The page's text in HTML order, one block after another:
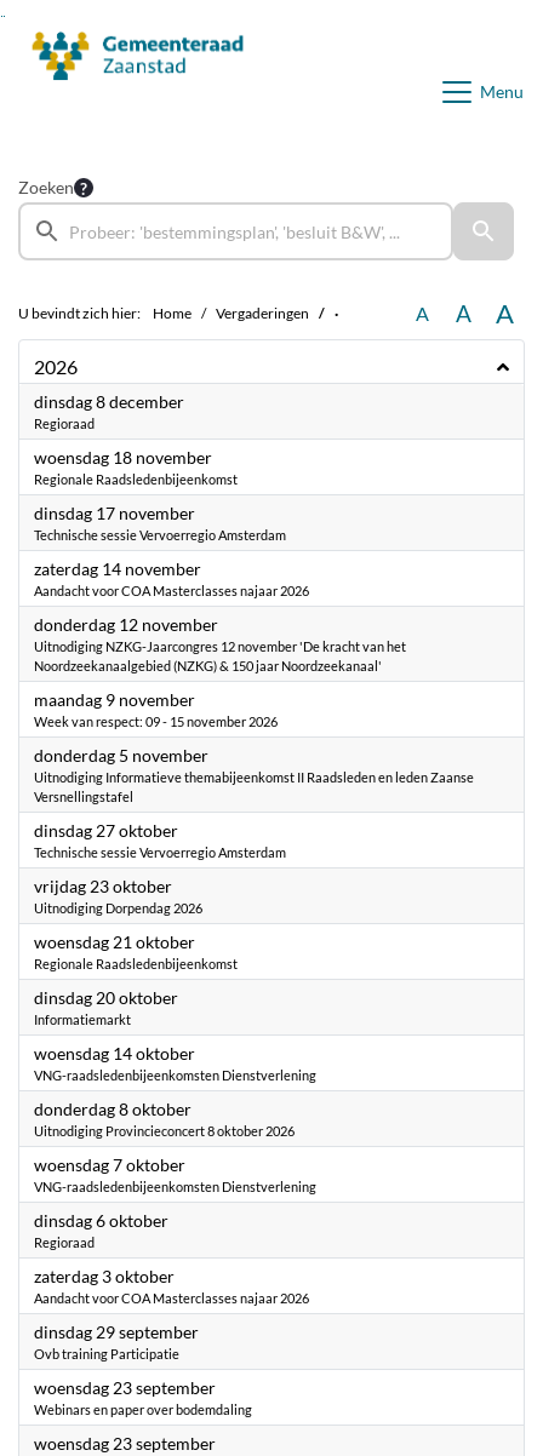
Menu
Zoeken
U bevindt zich hier: Home Vergaderingen · A A A
2026
dinsdag 8 december2026
Regioraad
woensdag 18 november2026
Regionale Raadsledenbijeenkomst
dinsdag 17 november2026
Technische sessie Vervoerregio Amsterdam
zaterdag 14 november2026
Aandacht voor COA Masterclasses najaar 2026
donderdag 12 november2026
Uitnodiging NZKG-Jaarcongres 12 november 'De kracht van het
Noordzeekanaalgebied (NZKG) & 150 jaar Noordzeekanaal'
maandag 9 november2026
Week van respect: 09 - 15 november 2026
donderdag 5 november2026
Uitnodiging Informatieve themabijeenkomst II Raadsleden en leden Zaanse
Versnellingstafel
dinsdag 27 oktober2026
Technische sessie Vervoerregio Amsterdam
vrijdag 23 oktober2026
Uitnodiging Dorpendag 2026
woensdag 21 oktober2026
Regionale Raadsledenbijeenkomst
dinsdag 20 oktober2026
Informatiemarkt
woensdag 14 oktober2026
VNG-raadsledenbijeenkomsten Dienstverlening
donderdag 8 oktober2026
Uitnodiging Provincieconcert 8 oktober 2026
woensdag 7 oktober2026
VNG-raadsledenbijeenkomsten Dienstverlening
dinsdag 6 oktober2026
Regioraad
zaterdag 3 oktober2026
Aandacht voor COA Masterclasses najaar 2026
dinsdag 29 september2026
Ovb training Participatie
woensdag 23 september2026
Webinars en paper over bodemdaling
woensdag 23 september2026